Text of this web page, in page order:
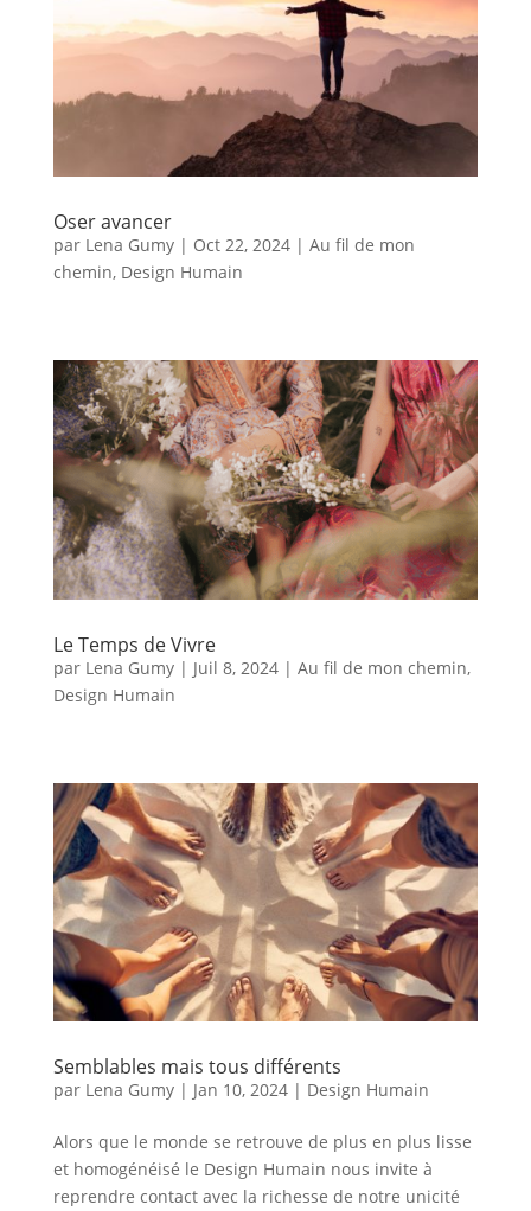
Oser avancer
par Lena Gumy| Oct 22, 2024| Au fil de mon
chemin, Design Humain
Le Temps de Vivre
par Lena Gumy| Juil 8, 2024| Au fil de mon chemin,
Design Humain
Semblables mais tous différents
par Lena Gumy| Jan 10, 2024| Design Humain
Alors que le monde se retrouve de plus en plus lisse
et homogénéisé le Design Humain nous invite à
reprendre contact avec la richesse de notre unicité